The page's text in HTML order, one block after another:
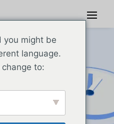
you might be
language.
to: